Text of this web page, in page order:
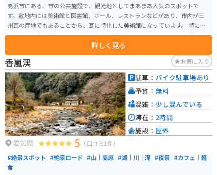
高浜市にある、市の公共施設で、観光地としてまあまあ人気のスポットで
す。敷地内には美術館と図書館、ホール、レストランなどがあり、市内が三
州瓦の産地でもあることから、瓦に特化した美術館になっています。 特に常
設展は瓦で奈良時代から歴史がわかるようになっています。 バイクは自転車
と共有の駐車場になっています。車の駐車場が美術館に一番近いところが少
ないのですが、第２、第３駐車場もあります。
詳しく見る
香嵐渓 お気に入り
愛知県 5 （口コミ1件）
#絶景スポット #絶景ロード #山｜高原 #湖｜川｜滝 #夜景 #カフェ｜軽
食
駐車： バイク駐車場あり
予算： 無料
混雑： 少し混んでいる
滞在： 2時間
施設： 屋外